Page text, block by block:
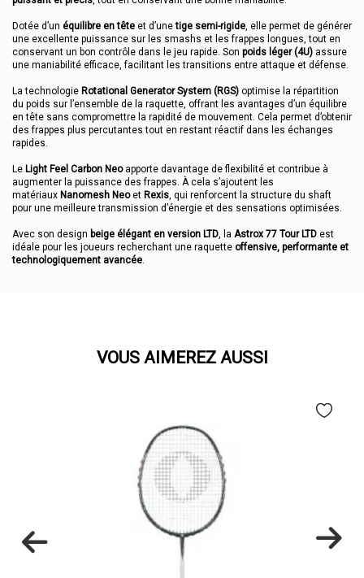
Dotée d’un équilibre en tête et d’unetige semi-rigide, elle permet de générer
une excellente puissance sur les smashs et les frappes longues, tout en
conservant un bon contrôle dans le jeu rapide. Son poids léger (4U) assure
une maniabilité efficace, facilitant les transitions entre attaque et défense.
La technologie Rotational Generator System (RGS) optimise la répartition
du poids sur l’ensemble de la raquette, offrant les avantages d’un équilibre
en tête sans compromettre la rapidité de mouvement. Cela permet d’obtenir
des frappes plus percutantes tout en restant réactif dans les échanges
rapides.
Le Light Feel Carbon Neoapporte davantage de flexibilité et contribue à
augmenter la puissance des frappes. À cela s’ajoutent les
matériaux Nanomesh Neoet Rexis, qui renforcent la structure du shaft
pour une meilleure transmission d’énergie et des sensations optimisées.
Avec son design beige élégant en version LTD, la Astrox 77 Tour LTD est
idéale pour les joueurs recherchant une raquette offensive, performante et
technologiquement avancée.
VOUS AIMEREZ AUSSI